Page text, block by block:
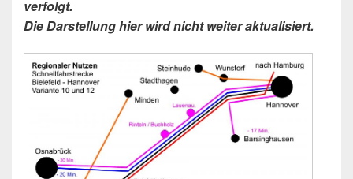
verfolgt.
Die Darstellung hier wird nicht weiter aktualisiert.